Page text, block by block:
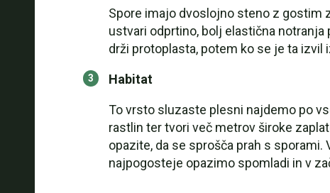
Spore imajo dvoslojno steno z gostim
ustvari odprtino, bolj elastična
drži protoplasta, potem ko se je ta izvil
Habitat
To vrsto sluzaste plesni najdemo po
rastlin ter tvori več metrov široke
opazite, da se sprošča prah s
najpogosteje opazimo spomladi in v